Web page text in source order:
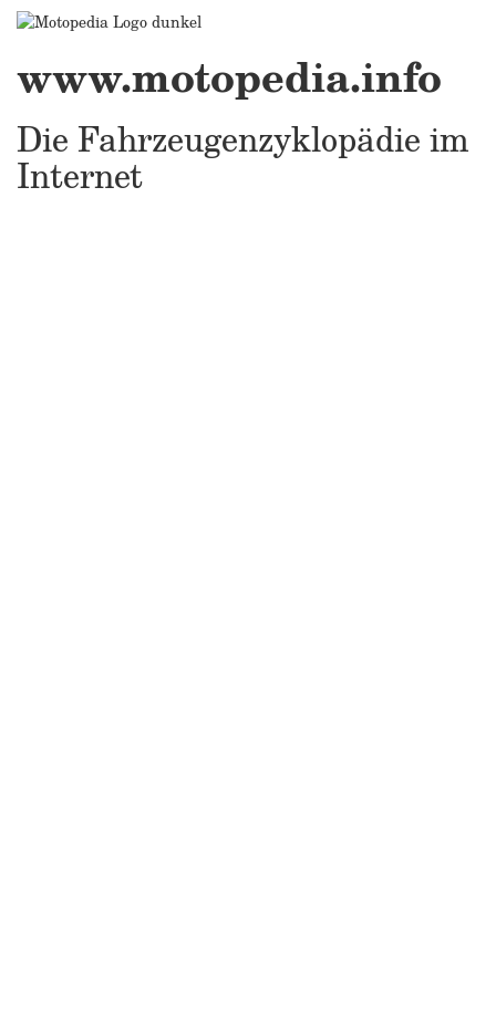
www.motopedia.info
Die Fahrzeugenzyklopädie im
Internet